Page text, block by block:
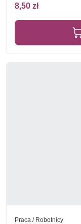
8,50 zł
Praca / Robotnicy